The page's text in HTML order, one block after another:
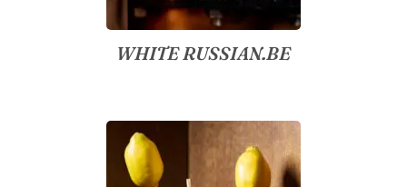
WHITE RUSSIAN.BE